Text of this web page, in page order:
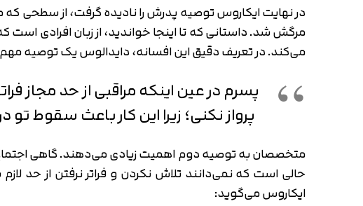
در نهایت ایکاروس توصیه پدرش را نادیده گرفت، از سطحی
مرگش شد. داستانی که تا اینجا خواندید، از زبان افرادی
می‌کند. در تعریف دقیق این افسانه، دایدالوس یک توصیه
پسرم در عین اینکه مراقبی از حد مجاز
پرواز نکنی؛ زیرا این کار باعث سقوط
متخصصان به توصیه دوم اهمیت زیادی می‌دهند. گاهی اجتماع و
حالی است که نمی‌دانند تلاش نکردن و فراتر نرفتن از
ایکاروس می‌گوید: